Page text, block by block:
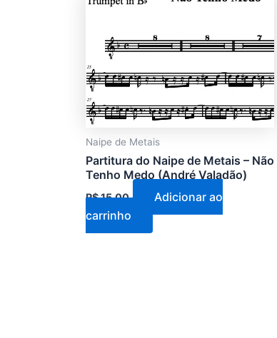
Naipe de Metais
Partitura do Naipe de Metais – Não
Tenho Medo (André Valadão)
R$15,00
Adicionar ao
carrinho